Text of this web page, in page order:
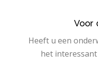
Voor
Heeft u een
het